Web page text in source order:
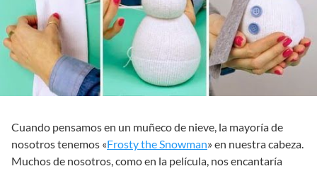
Cuando pensamos en un muñeco de nieve, la mayoría de
nosotros tenemos «Frosty the Snowman» en nuestra cabeza.
Muchos de nosotros, como en la película, nos encantaría